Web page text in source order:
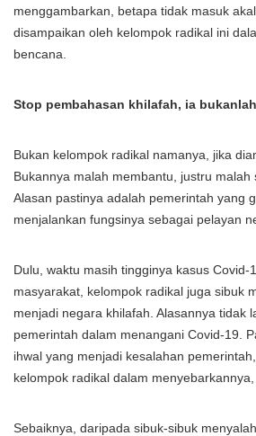
menggambarkan, betapa tidak masuk
disampaikan oleh kelompok radikal ini
bencana.
Stop pembahasan khilafah, ia
Bukan kelompok radikal namanya, jika
Bukannya malah membantu, justru malah
Alasan pastinya adalah pemerintah yang
menjalankan fungsinya sebagai pelayan
Dulu, waktu masih tingginya kasus Covid-
masyarakat, kelompok radikal juga sibuk
menjadi negara khilafah. Alasannya tidak
pemerintah dalam menangani Covid-19.
ihwal yang menjadi kesalahan
kelompok radikal dalam menyebarkannya,
Sebaiknya, daripada sibuk-sibuk